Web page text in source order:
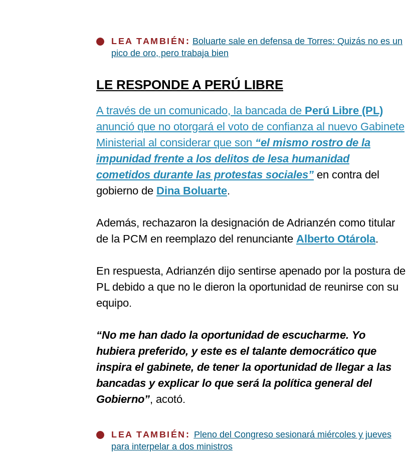
LEA TAMBIÉN: Boluarte sale en defensa de Torres: Quizás no es un
pico de oro, pero trabaja bien
LE RESPONDE A PERÚ LIBRE
A través de un comunicado, la bancada de Perú Libre (PL)
anunció que no otorgará el voto de confianza al nuevo Gabinete
Ministerial al considerar que son “el mismo rostro de la
impunidad frente a los delitos de lesa humanidad
cometidos durante las protestas sociales” en contra del
gobierno de Dina Boluarte.
Además, rechazaron la designación de Adrianzén como titular
de la PCM en reemplazo del renunciante Alberto Otárola.
En respuesta, Adrianzén dijo sentirse apenado por la postura de
PL debido a que no le dieron la oportunidad de reunirse con su
equipo.
“No me han dado la oportunidad de escucharme. Yo
hubiera preferido, y este es el talante democrático que
inspira el gabinete, de tener la oportunidad de llegar a las
bancadas y explicar lo que será la política general del
Gobierno”, acotó.
LEA TAMBIÉN: Pleno del Congreso sesionará miércoles y jueves
para interpelar a dos ministros